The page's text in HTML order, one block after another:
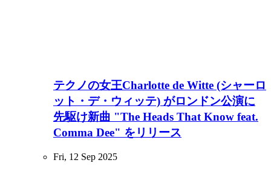
テクノの女王Charlotte de Witte (シャーロ
ット・デ・ウィッテ) がロンドン公演に
先駆け新曲 "The Heads That Know feat.
Comma Dee" をリリース
Fri, 12 Sep 2025